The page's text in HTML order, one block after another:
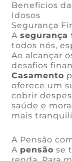
Benefícios
Idosos
Segurança
Asegurança
todos nós,
Ao alcançar
desafios
Casamento
oferece um
cobrir
saúde e
mais
A Pensão
A pensão se